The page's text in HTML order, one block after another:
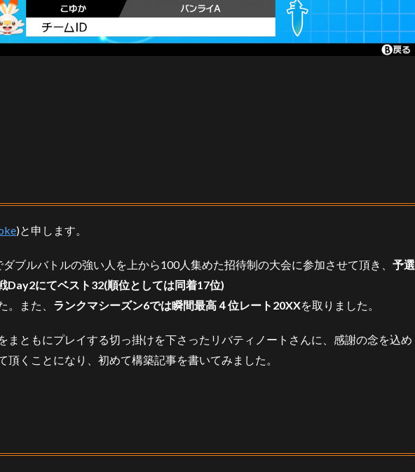
)と申します。
ブルバトルの強い人を上から100人集めた招待制の大会に参加させて頂き、 予選
Day2にてベスト32(順位としては同着17位)
。また、 ランクマシーズン6では瞬間最高４位レート20XXを取りました。
まともにプレイする切っ掛けを下さったリバティノートさんに、感謝の念を込め
頂くことになり、初めて構築記事を書いてみました。